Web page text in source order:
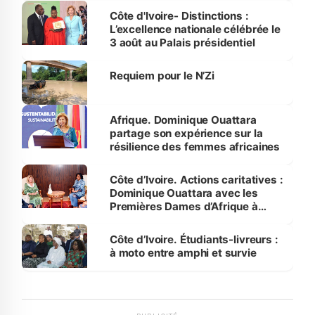
Bassam
Côte d'Ivoire- Distinctions :
L’excellence nationale célébrée le
3 août au Palais présidentiel
Requiem pour le N’Zi
Afrique. Dominique Ouattara
partage son expérience sur la
résilience des femmes africaines
Côte d’Ivoire. Actions caritatives :
Dominique Ouattara avec les
Premières Dames d’Afrique à
Côte d’Ivoire. Étudiants-livreurs :
à moto entre amphi et survie